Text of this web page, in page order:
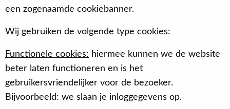
een zogenaamde cookiebanner.
Wij gebruiken de volgende type cookies:
Functionele cookies: hiermee kunnen we de website
beter laten functioneren en is het
gebruikersvriendelijker voor de bezoeker.
Bijvoorbeeld: we slaan je inloggegevens op.